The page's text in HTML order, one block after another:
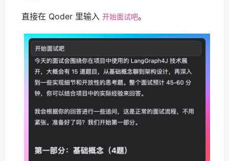
直接在 Qoder 里输入 开始面试吧。